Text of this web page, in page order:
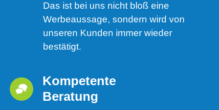
Das ist bei uns nicht bloß eine
Werbeaussage, sondern wird von
unseren Kunden immer wieder
bestätigt.
Kompetente
Beratung